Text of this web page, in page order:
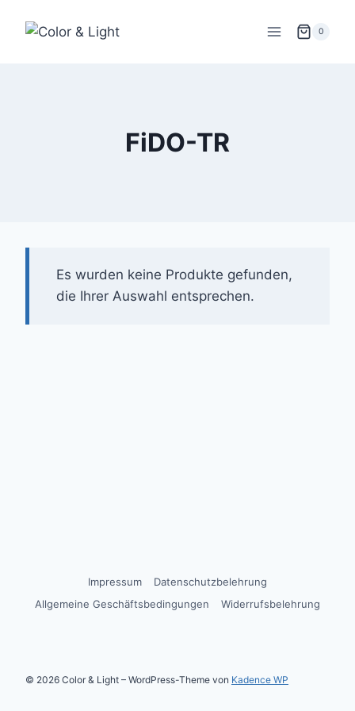
Inhalt
0
FiDO-TR
Es wurden keine Produkte gefunden,
die Ihrer Auswahl entsprechen.
Impressum
Datenschutzbelehrung
Allgemeine Geschäftsbedingungen
Widerrufsbelehrung
© 2026 Color & Light – WordPress-Theme von Kadence WP